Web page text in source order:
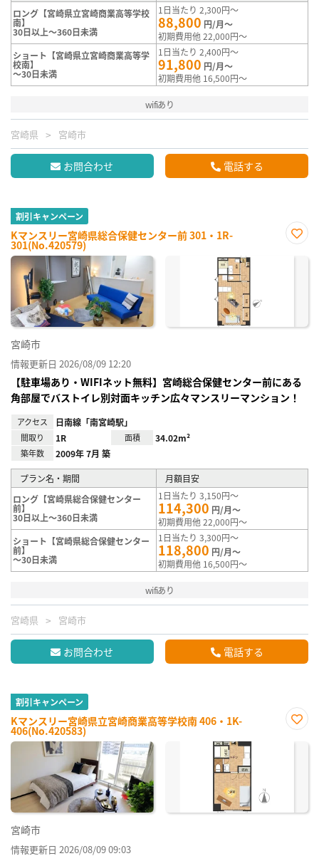
ロング【宮崎県立宮崎商業高等学校
南】
30日以上～360日未満
1日当たり 2,300円～
88,800 円/月～
初期費用他 22,000円～
ショート【宮崎県立宮崎商業高等学
校南】
～30日未満
1日当たり 2,400円～
91,800 円/月～
初期費用他 16,500円～
wifiあり
宮崎県 宮崎市
お問合わせ 電話する
割引キャンペーン
Kマンスリー宮崎県総合保健センター前 301・1R-
301(No.420579)
に入
宮崎市
情報更新日 2026/08/09 12:20
【駐車場あり・WIFIネット無料】宮崎総合保健センター前にある
角部屋でバストイレ別対面キッチン広々マンスリーマンション！
アクセス 日南線「南宮崎駅」
間取り 1R 面積 34.02m²
築年数 2009年 7月 築
プラン名・期間
月額目安
ロング【宮崎県総合保健センター
前】
30日以上～360日未満
1日当たり 3,150円～
114,300 円/月～
初期費用他 22,000円～
ショート【宮崎県総合保健センター
前】
～30日未満
1日当たり 3,300円～
118,800 円/月～
初期費用他 16,500円～
wifiあり
宮崎県 宮崎市
お問合わせ 電話する
割引キャンペーン
Kマンスリー宮崎県立宮崎商業高等学校南 406・1K-
406(No.420583)
に入
宮崎市
情報更新日 2026/08/09 09:03